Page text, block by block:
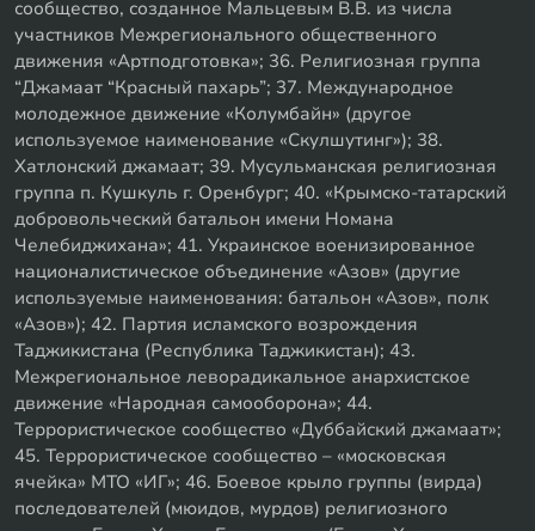
сообщество, созданное Мальцевым В.В. из числа
участников Межрегионального общественного
движения «Артподготовка»; 36. Религиозная группа
“Джамаат “Красный пахарь”; 37. Международное
молодежное движение «Колумбайн» (другое
используемое наименование «Скулшутинг»); 38.
Хатлонский джамаат; 39. Мусульманская религиозная
группа п. Кушкуль г. Оренбург; 40. «Крымско-татарский
добровольческий батальон имени Номана
Челебиджихана»; 41. Украинское военизированное
националистическое объединение «Азов» (другие
используемые наименования: батальон «Азов», полк
«Азов»); 42. Партия исламского возрождения
Таджикистана (Республика Таджикистан); 43.
Межрегиональное леворадикальное анархистское
движение «Народная самооборона»; 44.
Террористическое сообщество «Дуббайский джамаат»;
45. Террористическое сообщество – «московская
ячейка» МТО «ИГ»; 46. Боевое крыло группы (вирда)
последователей (мюидов, мурдов) религиозного